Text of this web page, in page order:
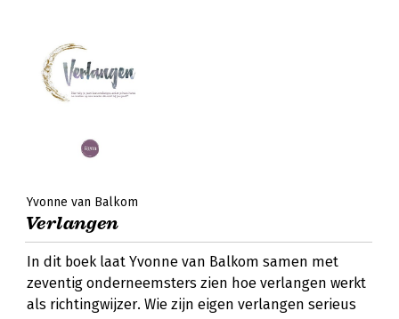
Yvonne van Balkom
Verlangen
In dit boek laat Yvonne van Balkom samen met
zeventig onderneemsters zien hoe verlangen werkt
als richtingwijzer. Wie zijn eigen verlangen serieus